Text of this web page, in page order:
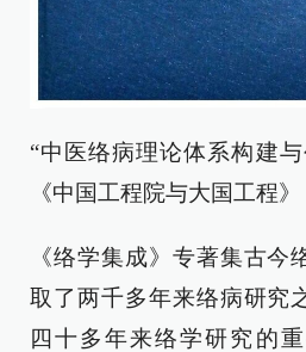
“中医络病理论体系构建
《中国工程院与大国工程》
《络学集成》专著集古今
取了两千多年来络病研究
四十多年来络学研究的